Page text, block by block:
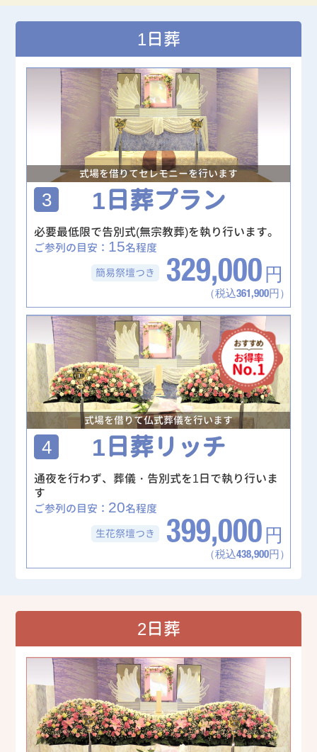
1日葬
式場を借りてセレモニーを行います
3 1日葬プラン
必要最低限で告別式(無宗教葬)を執り行います。
ご参列の目安： 15名程度
簡易祭壇つき 329,000 円
（税込361,900円）
式場を借りて仏式葬儀を行います
4 1日葬リッチ
通夜を行わず、葬儀・告別式を1日で執り行いま
す
ご参列の目安： 20名程度
生花祭壇つき 399,000 円
（税込438,900円）
2日葬